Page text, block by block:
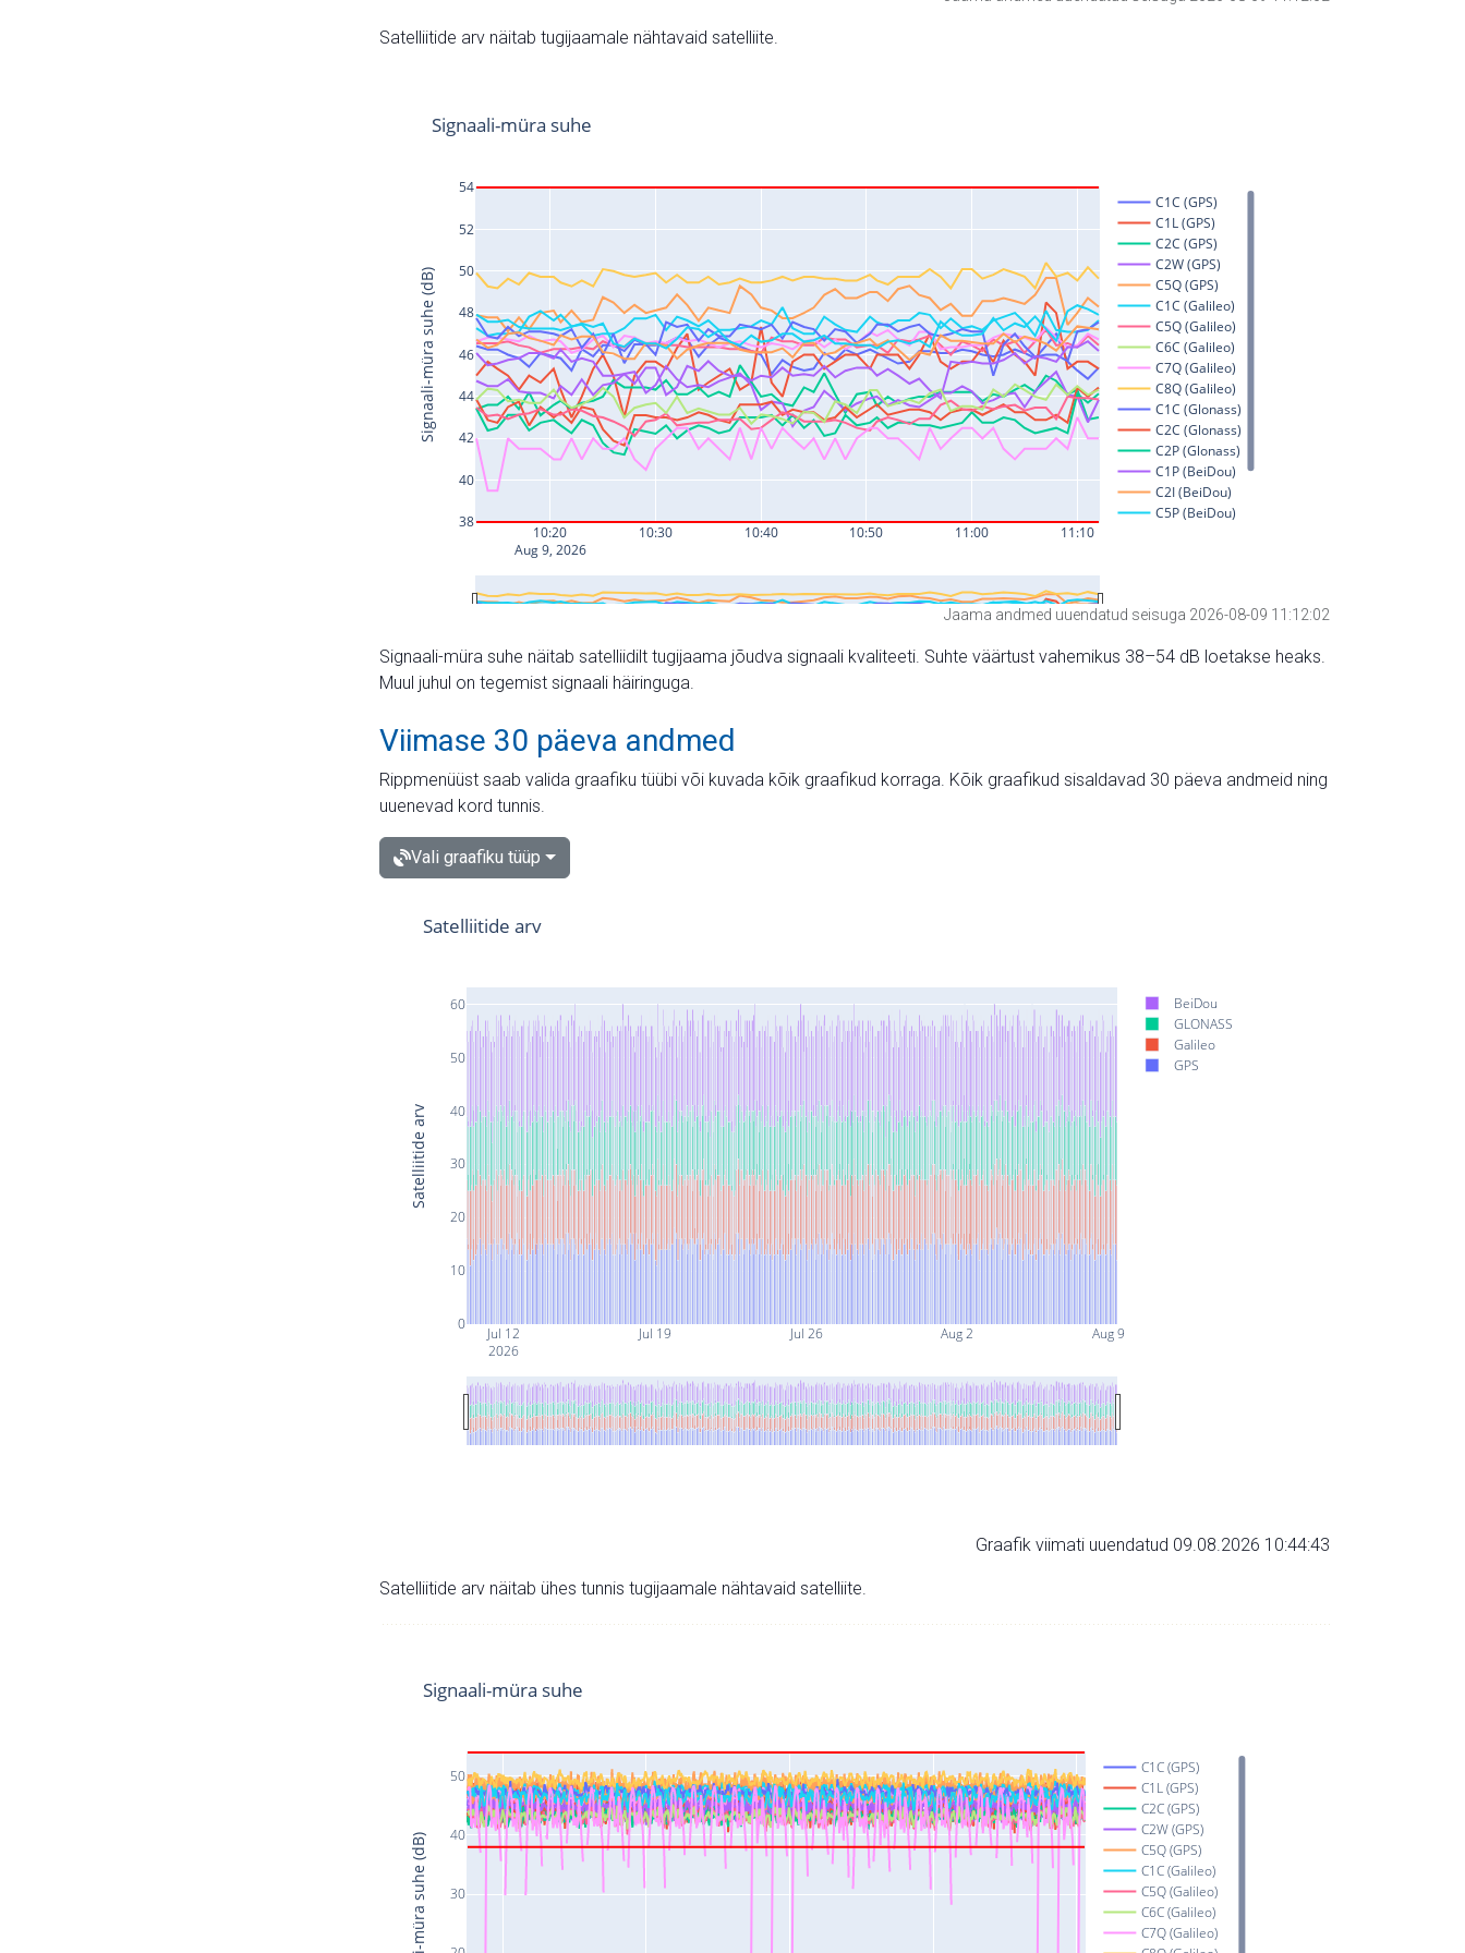
Satelliitide arv näitab tugijaamale nähtavaid satelliite.
Jaama andmed uuendatud seisuga 2026-08-09 11:12:02
Signaali-müra suhe näitab satelliidilt tugijaama jõudva signaali kvaliteeti. Suhte väärtust vahemikus 38–54 dB loetakse heaks.
Muul juhul on tegemist signaali häiringuga.
Viimase 30 päeva andmed
Rippmenüüst saab valida graafiku tüübi või kuvada kõik graafikud korraga. Kõik graafikud sisaldavad 30 päeva andmeid ning
uuenevad kord tunnis.
Vali graafiku tüüp
Jul 12
2026
Jul 19 Jul 26 Aug 2 Aug 9
0
10
20
30
40
50
60
BeiDou
GLONASS
Galileo
GPS
Satelliitide arv
Satelliitide arv
Graafik viimati uuendatud 09.08.2026 10:44:43
Satelliitide arv näitab ühes tunnis tugijaamale nähtavaid satelliite.
30
40
50
C1C (GPS)
C1L (GPS)
C2C (GPS)
C2W (GPS)
C5Q (GPS)
C1C (Galileo)
C5Q (Galileo)
C6C (Galileo)
C7Q (Galileo)
Signaali-müra suhe